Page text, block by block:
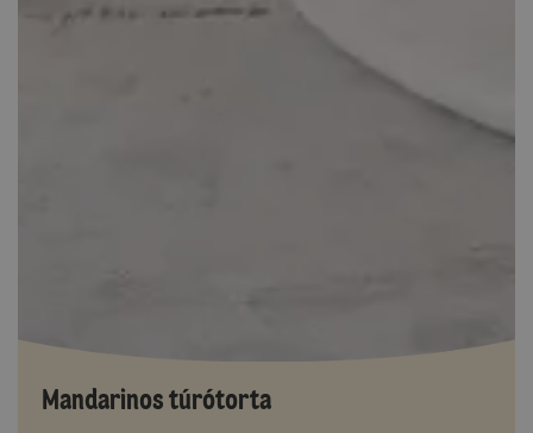
Mandarinos túrótorta